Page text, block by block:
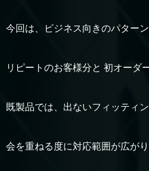
今回は、ビジネス向きのパター
リピートのお客様分と 初オーダ
既製品では、出ないフィッティ
会を重ねる度に対応範囲が広が